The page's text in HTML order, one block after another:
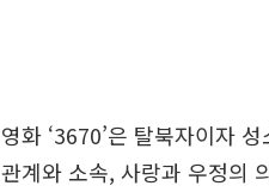
영화 ‘3670’은 탈북자이자
관계와 소속, 사랑과 우정의